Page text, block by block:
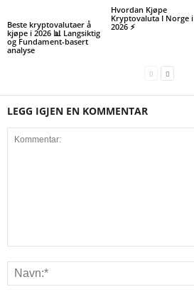
Beste kryptovalutaer å
kjøpe i 2026 📊 Langsiktig
og Fundament-basert
analyse
Hvordan Kjøpe
Kryptovaluta I Norge i
2026 ⚡
LEGG IGJEN EN KOMMENTAR